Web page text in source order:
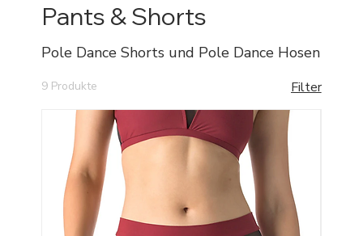
Pants & Shorts
Pole Dance Shorts und Pole Dance Hosen
9 Produkte Filter